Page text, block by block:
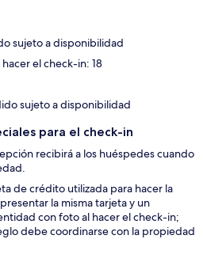
sujeto a disponibilidad
el check-in: 18
sujeto a disponibilidad
para el check-in
recibirá a los huéspedes cuando
de crédito utilizada para hacer la
la misma tarjeta y un
con foto al hacer el check-in;
debe coordinarse con la propiedad